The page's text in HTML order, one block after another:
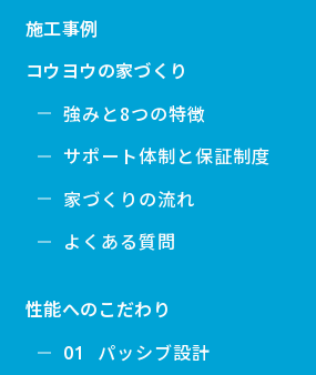
施工事例
コウヨウの家づくり
強みと8つの特徴
サポート体制と保証制度
家づくりの流れ
よくある質問
性能へのこだわり
01 パッシブ設計